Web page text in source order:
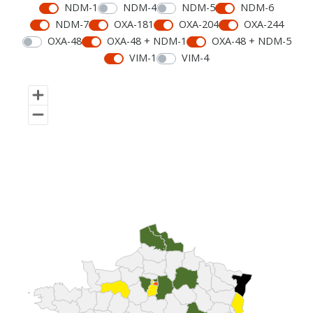
NDM-1
NDM-4 NDM-5
NDM-6
NDM-7
OXA-181 OXA-204
OXA-244
OXA-48
OXA-48 + NDM-1
OXA-48 + NDM-5
VIM-1
VIM-4